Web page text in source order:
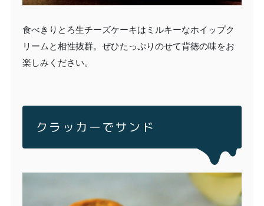
食べきりとろ生チーズケーキはミルキーなホイップク
リームと相性抜群。ぜひたっぷりのせて背徳の味をお
楽しみください。
クラッカーでサンド